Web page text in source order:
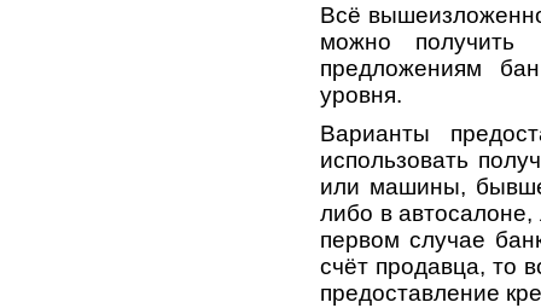
Всё
можно
предложениям
уровня.
Варианты
использовать
или машины,
либо в
первом случае
счёт продавца, то
предоставление